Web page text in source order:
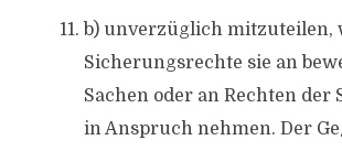
b) unverzüglich mitzuteilen,
Sicherungsrechte sie an
Sachen oder an Rechten der
in Anspruch nehmen. Der